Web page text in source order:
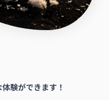
験ができます！